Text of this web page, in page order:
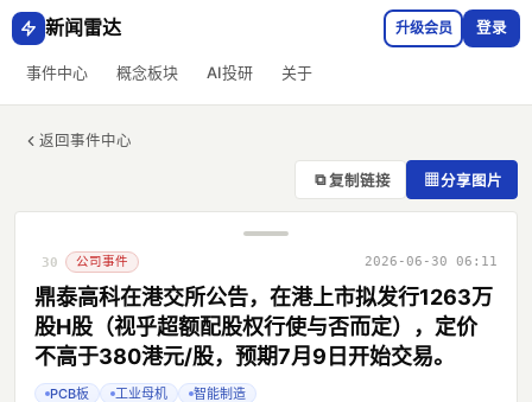
新闻雷达
事件中心 概念板块 AI投研 关于
升级会员 登录
返回事件中心
⧉ 复制链接 ▦分享图片
30 公司事件 2026-06-30 06:11
鼎泰高科在港交所公告，在港上市拟发行1263万
股H股（视乎超额配股权行使与否而定），定价
不高于380港元/股，预期7月9日开始交易。
PCB板 工业母机 智能制造